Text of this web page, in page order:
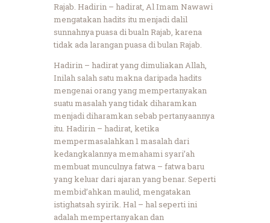
Rajab. Hadirin – hadirat, Al Imam Nawawi
mengatakan hadits itu menjadi dalil
sunnahnya puasa di bualn Rajab, karena
tidak ada larangan puasa di bulan Rajab.
Hadirin – hadirat yang dimuliakan Allah,
Inilah salah satu makna daripada hadits
mengenai orang yang mempertanyakan
suatu masalah yang tidak diharamkan
menjadi diharamkan sebab pertanyaannya
itu. Hadirin – hadirat, ketika
mempermasalahkan 1 masalah dari
kedangkalannya memahami syari’ah
membuat munculnya fatwa – fatwa baru
yang keluar dari ajaran yang benar. Seperti
membid’ahkan maulid, mengatakan
istighatsah syirik. Hal – hal seperti ini
adalah mempertanyakan dan